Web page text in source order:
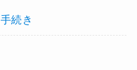
続き